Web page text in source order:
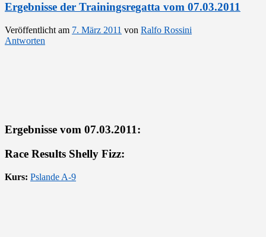
Ergebnisse der Trainingsregatta vom 07.03.2011
Veröffentlicht am 7. März 2011 von Ralfo Rossini
Antworten
Ergebnisse vom 07.03.2011:
Race Results Shelly Fizz:
Kurs: Pslande A-9